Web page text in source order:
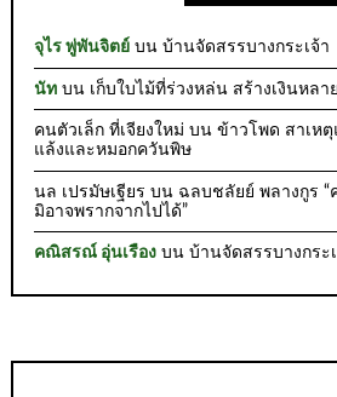
จุไร พู่พันจิตย์ บนบ้านจัดสรรบางกระเจ้า
นัท บน เก็บใบไม้ที่ร่วงหล่น สร้างเงินหลา
คนตัวเล็ก ที่เจียงใหม่ บนข้าวโพด สาเห
แล้งและหมอกควันพิษ
นล เปรมัษเฐียร บน ฉลบชลัยย์ พลางกูร
มิอาจพรากจากไปได้”
คณิสรณ์ อุ่นเรือง บนบ้านจัดสรรบางกระ